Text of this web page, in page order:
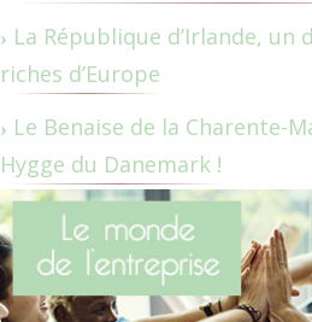
La République d’Irlande, un
riches d’Europe
Le Benaise de la Charente-
Hygge du Danemark !